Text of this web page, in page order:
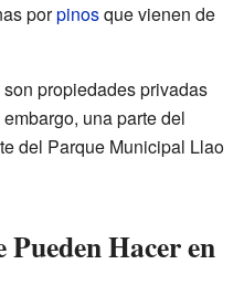
porpinosque vienen de
propiedades privadas
una parte del
del Parque Municipal Llao
Pueden Hacer en